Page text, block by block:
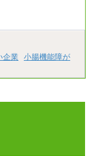
イン
律支給）※みなし
。
円＋地域間調整
ご確認ください。
企業
小腸機能障が